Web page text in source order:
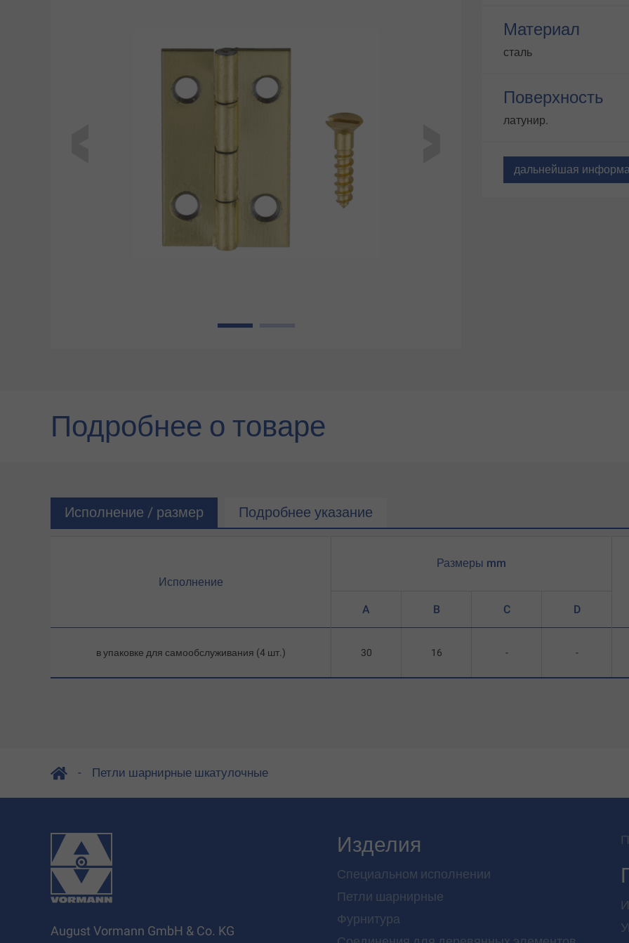
1
Материал
сталь
Поверхность
латунир.
дальнейшая
Подробнее о товаре
Исполнение / размер Подробнее указание
Исполнение
в упаковке для самообслуживания (4 шт.)
Размеры mm
A B C D
30 16 - -
Петли шарнирные шкатулочные
August Vormann GmbH & Co. KG
Изделия
Специальном исполнении
Петли шарнирные
Фурнитура